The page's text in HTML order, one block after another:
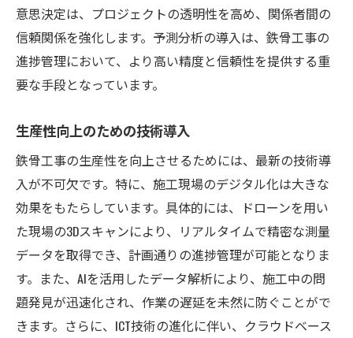
意思決定は、プロジェクトの透明性を高め、関係者間の
信頼関係を強化します。予測分析の導入は、鉄骨工事の
進捗管理において、より高い精度と信頼性を提供する重
要な手段となっています。
生産性向上のための技術導入
鉄骨工事の生産性を向上させるためには、最新の技術導
入が不可欠です。特に、施工現場のデジタル化は大きな
効果をもたらしています。具体的には、ドローンを用い
た現場の3Dスキャンにより、リアルタイムで精密な測量
データを取得でき、計画通りの進捗管理が可能となりま
す。また、AIを活用したデータ解析により、施工中の問
題発見が迅速化され、作業の遅延を未然に防ぐことがで
きます。さらに、ICT技術の進化に伴い、クラウドベース